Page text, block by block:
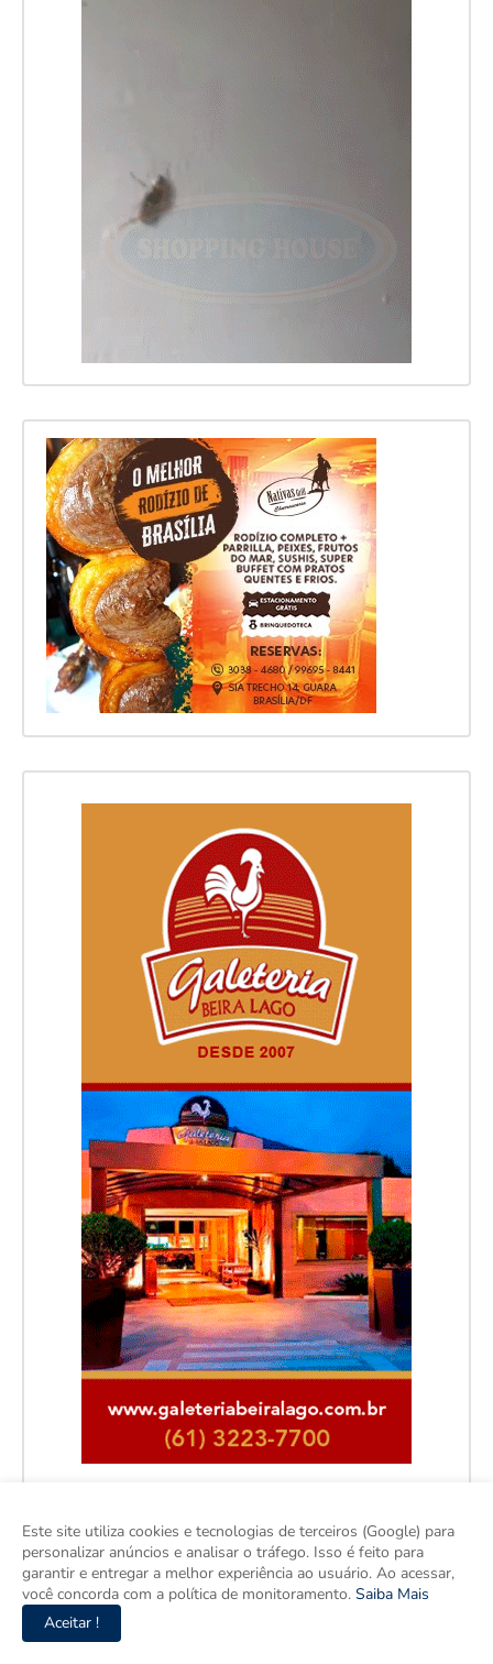
Facebook
Este site utiliza cookies e tecnologias de terceiros (Google) para
personalizar anúncios e analisar o tráfego. Isso é feito para
garantir e entregar a melhor experiência ao usuário. Ao acessar,
você concorda com a política de monitoramento. Saiba Mais
Aceitar !